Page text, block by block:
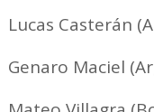
Lucas Casterán
Genaro Maciel